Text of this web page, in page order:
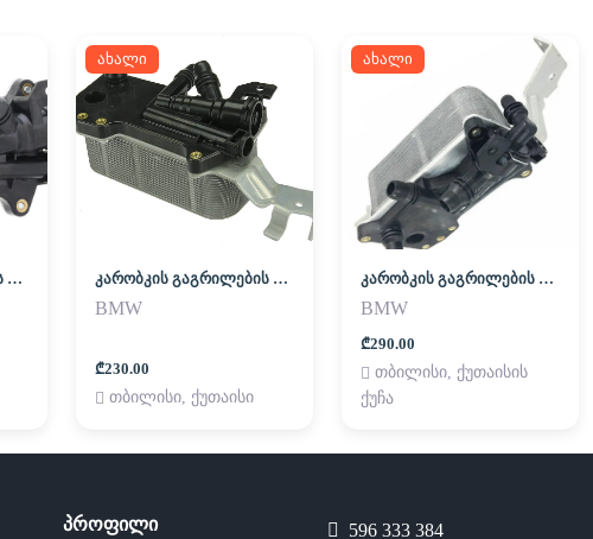
კარობკის გაგრილების რადიატორი (გოჭი)
ახალი
კარობკის გაგრილების რადიატორი (გოჭი)
BMW
₾230.00
თბილისი, ქუთაისი
ახალი
კარობკის გაგრილების რადიატორი (გოჭი)
BMW
₾290.00
თბილისი, ქუთაისის
ქუჩა
პროფილი 596 333 384